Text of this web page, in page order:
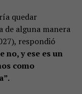
quedar
de alguna manera
respondió
no, y ese es un
como